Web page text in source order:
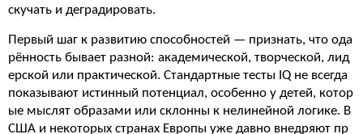
скучать и деградировать.
Первый шаг к развитию способностей — признать, что ода
рённость бывает разной: академической, творческой, лид
ерской или практической. Стандартные тесты IQ не всегда
показывают истинный потенциал, особенно у детей, котор
ые мыслят образами или склонны к нелинейной логике. В
США и некоторых странах Европы уже давно внедряют пр